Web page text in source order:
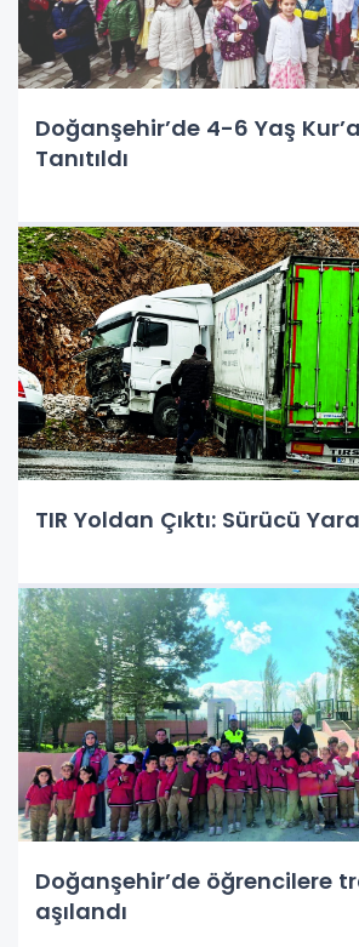
Doğanşehir’de 4-6 Yaş
Tanıtıldı
TIR Yoldan Çıktı: Sürücü
Doğanşehir’de öğrencilere
aşılandı